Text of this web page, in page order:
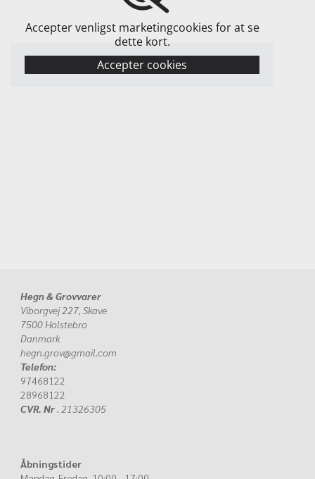
Accepter venligst marketingcookies for at se
dette kort.
Accepter cookies
Hegn & Grovvarer
Viborgvej 227, Skave
7500 Holstebro
Danmark
hegn.grov@gmail.com
Telefon:
97468122
28968122
CVR. Nr. 21326305
Åbningstider